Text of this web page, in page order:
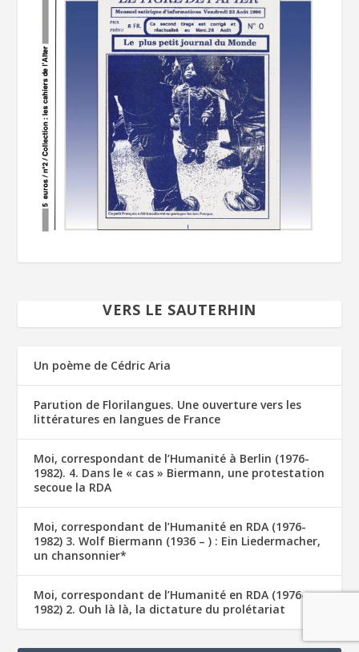
VERS LE SAUTERHIN
Un poème de Cédric Aria
Parution de Florilangues. Une ouverture vers les
littératures en langues de France
Moi, correspondant de l’Humanité à Berlin (1976-
1982). 4. Dans le « cas » Biermann, une protestation
secoue la RDA
Moi, correspondant de l’Humanité en RDA (1976-
1982) 3. Wolf Biermann (1936 – ) : Ein Liedermacher,
un chansonnier*
Moi, correspondant de l’Humanité en RDA (1976-
1982) 2. Ouh là là, la dictature du prolétariat